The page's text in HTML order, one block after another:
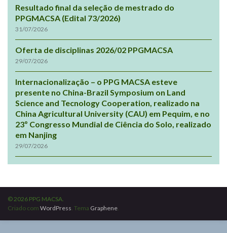
Resultado final da seleção de mestrado do
PPGMACSA (Edital 73/2026)
31/07/2026
Oferta de disciplinas 2026/02 PPGMACSA
29/07/2026
Internacionalização – o PPG MACSA esteve
presente no China-Brazil Symposium on Land
Science and Tecnology Cooperation, realizado na
China Agricultural University (CAU) em Pequim, e no
23º Congresso Mundial de Ciência do Solo, realizado
em Nanjing
29/07/2026
© 2026 PPG MACSA.
Criado com WordPress . Tema Graphene